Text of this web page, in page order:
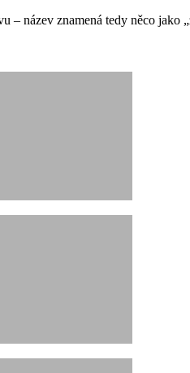
– název znamená tedy něco jako